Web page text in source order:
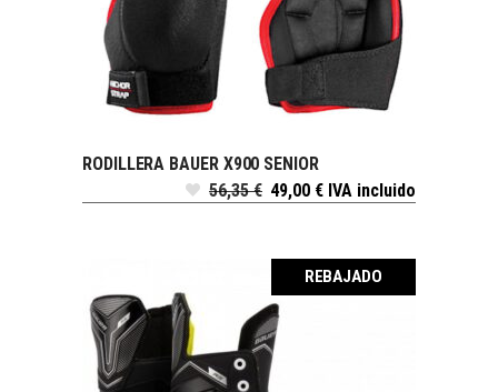
AÑADIR AL CARRITO
RODILLERA BAUER X900 SENIOR
56,35€ 49,00 € IVA incluido
REBAJADO